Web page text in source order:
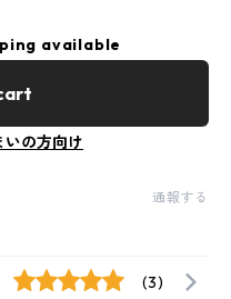
available
いの方向け
通報する
(3)